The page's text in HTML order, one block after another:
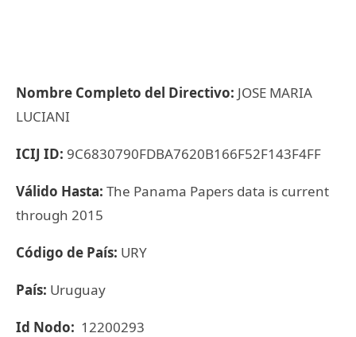
Nombre Completo del Directivo: JOSE MARIA
LUCIANI
ICIJ ID: 9C6830790FDBA7620B166F52F143F4FF
Válido Hasta: The Panama Papers data is current
through 2015
Código de País: URY
País: Uruguay
Id Nodo: 12200293